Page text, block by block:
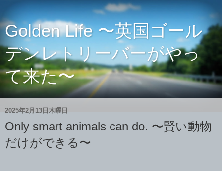
Golden Life 〜英国ゴール
デンレトリーバーがやっ
て来た〜
2025年2月13日木曜日
Only smart animals can do. 〜賢い動物
だけができる〜